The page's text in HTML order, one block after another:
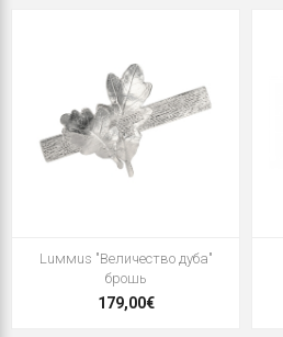
Luммus "Величество дуба"
брошь
179,00€